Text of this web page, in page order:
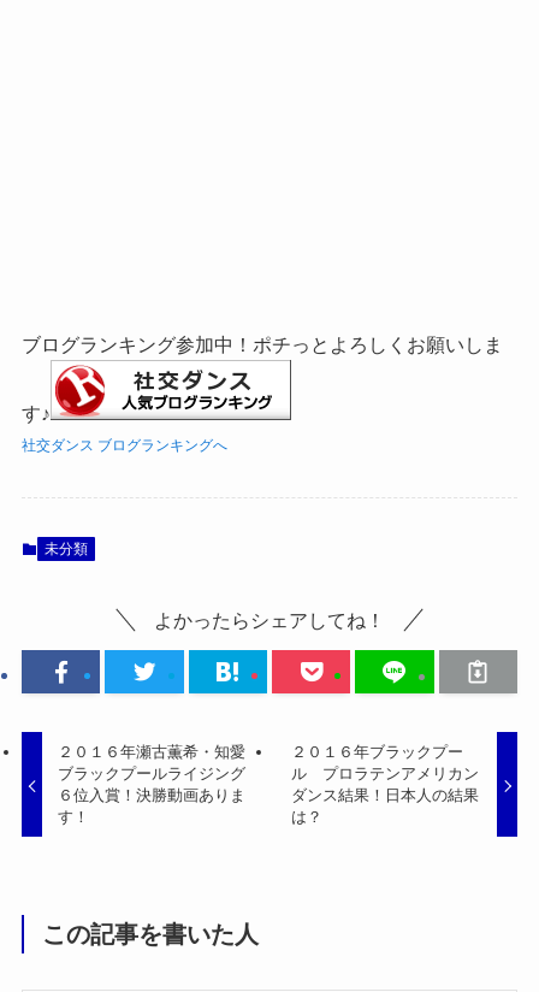
ブログランキング参加中！ポチっとよろしくお願いしま
す♪
社交ダンス ブログランキングへ
未分類
よかったらシェアしてね！
２０１６年瀬古薫希・知愛
ブラックプールライジング
６位入賞！決勝動画ありま
す！
２０１６年ブラックプー
ル プロラテンアメリカン
ダンス結果！日本人の結果
は？
この記事を書いた人